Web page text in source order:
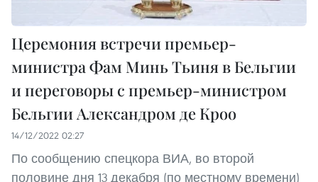
Церемония встречи премьер-
министра Фам Минь Тьиня в Бельгии
и переговоры с премьер-министром
Бельгии Александром де Кроо
14/12/2022 02:27
По сообщению спецкора ВИА, во второй
половине дня 13 декабря (по местному времени)